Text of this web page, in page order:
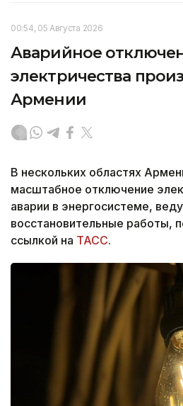
00:54, 05 Августа 2026
Аварийное
электричества
Армении
В нескольких областях
масштабное отключение
аварии в энергосистеме,
восстановительные работы,
ссылкой на ТАСС.